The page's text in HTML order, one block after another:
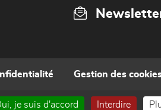
Gestion des
Enseignes
je suis d'accord Interdire